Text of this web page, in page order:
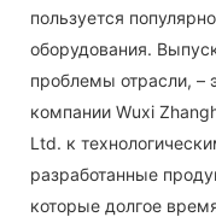
пользуется
оборудования.
проблемы отрасли, –
компании Wuxi
Ltd. к
разработанные
которые долгое